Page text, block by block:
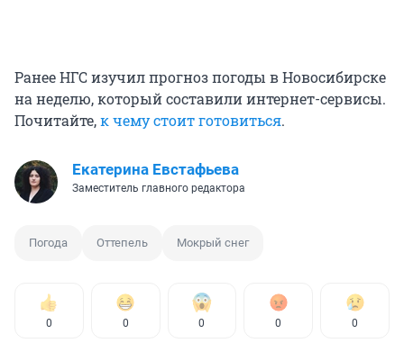
Ранее НГС изучил прогноз погоды в Новосибирске
на неделю, который составили интернет-сервисы.
Почитайте,к чему стоит готовиться.
Екатерина Евстафьева
Заместитель главного редактора
Погода Оттепель Мокрый снег
0 0 0 0 0